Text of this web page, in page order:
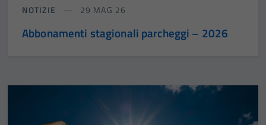
NOTIZIE 29 MAG 26
Abbonamenti stagionali parcheggi – 2026